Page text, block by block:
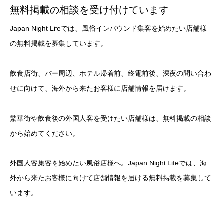
無料掲載の相談を受け付けています
Japan Night Lifeでは、風俗インバウンド集客を始めたい店舗様
の無料掲載を募集しています。
飲食店街、バー周辺、ホテル帰着前、終電前後、深夜の問い合わ
せに向けて、海外から来たお客様に店舗情報を届けます。
繁華街や飲食後の外国人客を受けたい店舗様は、無料掲載の相談
から始めてください。
外国人客集客を始めたい風俗店様へ。Japan Night Lifeでは、海
外から来たお客様に向けて店舗情報を届ける無料掲載を募集して
います。